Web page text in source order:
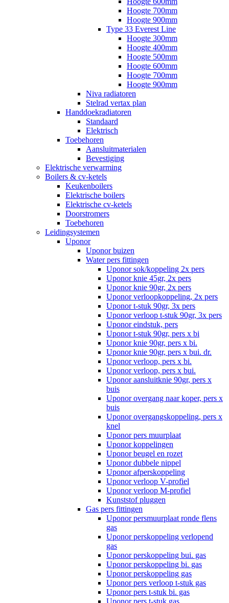
Hoogte 700mm
Hoogte 900mm
Type 33 Everest Line
Hoogte 300mm
Hoogte 400mm
Hoogte 500mm
Hoogte 600mm
Hoogte 700mm
Hoogte 900mm
Niva radiatoren
Stelrad vertax plan
Handdoekradiatoren
Standaard
Elektrisch
Toebehoren
Aansluitmaterialen
Bevestiging
Elektrische verwarming
Boilers & cv-ketels
Keukenboilers
Elektrische boilers
Elektrische cv-ketels
Doorstromers
Toebehoren
Leidingsystemen
Uponor
Uponor buizen
Water pers fittingen
Uponor sok/koppeling 2x pers
Uponor knie 45gr, 2x pers
Uponor knie 90gr, 2x pers
Uponor verloopkoppeling, 2x pers
Uponor t-stuk 90gr, 3x pers
Uponor verloop t-stuk 90gr, 3x pers
Uponor eindstuk, pers
Uponor t-stuk 90gr, pers x bi
Uponor knie 90gr, pers x bi.
Uponor knie 90gr, pers x bui. dr.
Uponor verloop, pers x bi.
Uponor verloop, pers x bui.
Uponor aansluitknie 90gr, pers x
buis
Uponor overgang naar koper, pers x
buis
Uponor overgangskoppeling, pers x
knel
Uponor pers muurplaat
Uponor koppelingen
Uponor beugel en rozet
Uponor dubbele nippel
Uponor afperskoppeling
Uponor verloop V-profiel
Uponor verloop M-profiel
Kunststof pluggen
Gas pers fittingen
Uponor persmuurplaat ronde flens
gas
Uponor perskoppeling verlopend
gas
Uponor perskoppeling bui. gas
Uponor perskoppeling bi. gas
Uponor perskoppeling gas
Uponor pers verloop t-stuk gas
Uponor pers t-stuk bi. gas
Uponor pers t-stuk gas